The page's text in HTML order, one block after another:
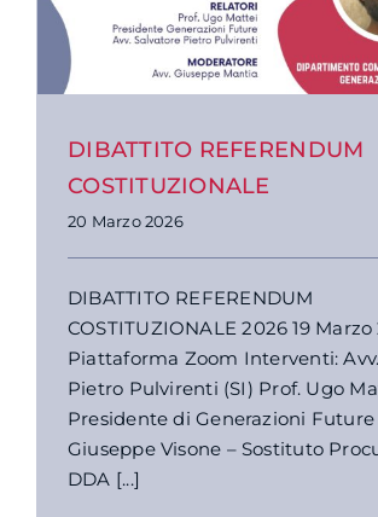
DIBATTITO REFERENDUM
COSTITUZIONALE
20 Marzo 2026
DIBATTITO REFERENDUM
COSTITUZIONALE 2026 19
Piattaforma Zoom Interventi:
Pietro Pulvirenti (SI) Prof. Ugo
Presidente di Generazioni Future
Giuseppe Visone – Sostituto
DDA [...]